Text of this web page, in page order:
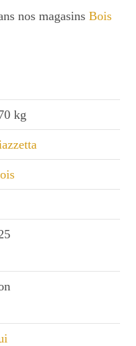
nos magasinsBois
kg